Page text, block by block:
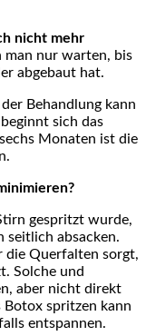
nicht mehr
man nur warten, bis
abgebaut hat.
Behandlung kann
sich das
Monaten ist die
gespritzt wurde,
seitlich absacken.
die Querfalten sorgt,
Solche und
aber nicht direkt
spritzen kann
entspannen.